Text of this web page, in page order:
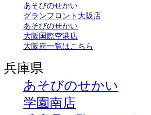
あそびのせかい
グランフロント大阪店
あそびのせかい
大阪国際空港店
大阪府一覧はこちら
兵庫県
あそびのせかい
学園南店